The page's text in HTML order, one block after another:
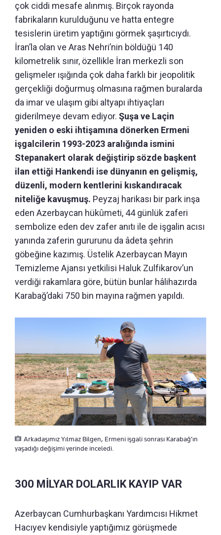
çok ciddi mesafe alınmış. Birçok rayonda
fabrikaların kurulduğunu ve hatta entegre
tesislerin üretim yaptığını görmek şaşırtıcıydı.
İran’la olan ve Aras Nehri’nin böldüğü 140
kilometrelik sınır, özellikle İran merkezli son
gelişmeler ışığında çok daha farklı bir jeopolitik
gerçekliği doğurmuş olmasına rağmen buralarda
da imar ve ulaşım gibi altyapı ihtiyaçları
giderilmeye devam ediyor. Şuşa ve Laçin
yeniden o eski ihtişamına dönerken Ermeni
işgalcilerin 1993-2023 aralığında ismini
Stepanakert olarak değiştirip sözde başkent
ilan ettiği Hankendi ise dünyanın en gelişmiş,
düzenli, modern kentlerini kıskandıracak
niteliğe kavuşmuş. Peyzaj harikası bir park inşa
eden Azerbaycan hükûmeti, 44 günlük zaferi
sembolize eden dev zafer anıtı ile de işgalin acısı
yanında zaferin gururunu da âdeta şehrin
göbeğine kazımış. Üstelik Azerbaycan Mayın
Temizleme Ajansı yetkilisi Haluk Zulfikarov’un
verdiği rakamlara göre, bütün bunlar hâlihazırda
Karabağ’daki 750 bin mayına rağmen yapıldı.
Arkadaşımız Yılmaz Bilgen, Ermeni işgali sonrası Karabağ’ın
yaşadığı değişimi yerinde inceledi.
300 MİLYAR DOLARLIK KAYIP VAR
Azerbaycan Cumhurbaşkanı Yardımcısı Hikmet
Hacıyev kendisiyle yaptığımız görüşmede